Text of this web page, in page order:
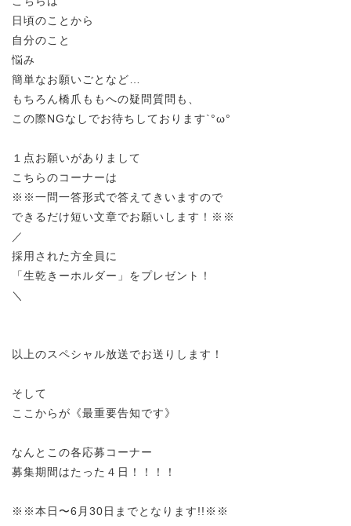
日頃のことから
自分のこと
悩み
簡単なお願いごとなど…
もちろん橋爪ももへの疑問質問も、
この際NGなしでお待ちしております`°ω°
１点お願いがありまして
こちらのコーナーは
※※一問一答形式で答えてきいますので
できるだけ短い文章でお願いします！※※
／
採用された方全員に
「生乾きーホルダー」をプレゼント！
＼
以上のスペシャル放送でお送りします！
そして
ここからが《最重要告知です》
なんとこの各応募コーナー
募集期間はたった４日！！！！
※※本日〜6月30日までとなります!!※※